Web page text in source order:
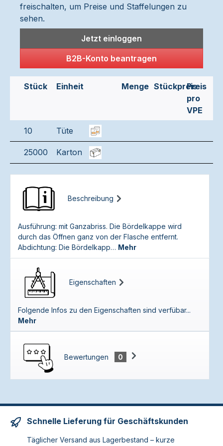
freischalten, um Preise und Staffelungen zu
sehen.
Jetzt einloggen
B2B-Konto beantragen
Stück Einheit Menge StückpreisPreis
pro
VPE
10 Tüte
25000 Karton
Beschreibung
Ausführung: mit Ganzabriss. Die Bördelkappe wird
durch das Öffnen ganz von der Flasche entfernt.
Abdichtung: Die Bördelkapp… Mehr
Eigenschaften
Folgende Infos zu den Eigenschaften sind verfübar...
Mehr
Bewertungen 0
Schnelle Lieferung für Geschäftskunden
Täglicher Versand aus Lagerbestand – kurze